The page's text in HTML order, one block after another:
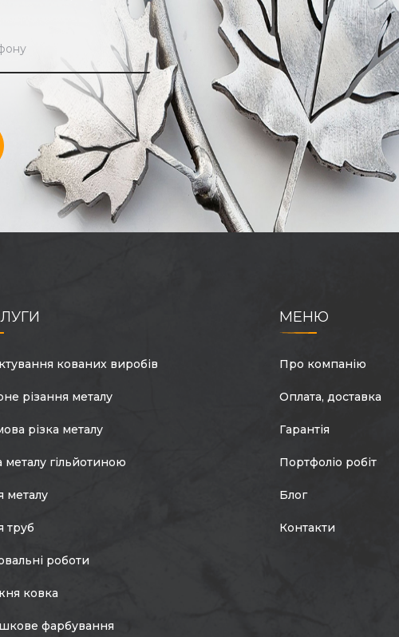
кованих виробів
різання металу
різка металу
металу гільйотиною
металу
труб
роботи
ковка
фарбування
МЕНЮ
Про компанію
Оплата, доставка
Гарантія
Портфоліо робіт
Блог
Контакти